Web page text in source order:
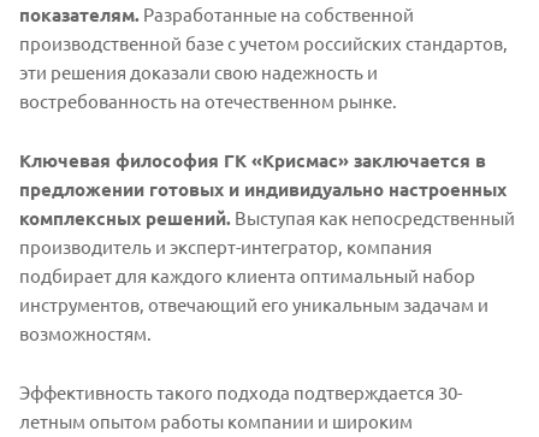
показателям. Разработанные на собственной
производственной базе с учетом российских стандартов,
эти решения доказали свою надежность и
востребованность на отечественном рынке.
Ключевая философия ГК «Крисмас» заключается в
предложении готовых и индивидуально настроенных
комплексных решений. Выступая как непосредственный
производитель и эксперт-интегратор, компания
подбирает для каждого клиента оптимальный набор
инструментов, отвечающий его уникальным задачам и
возможностям.
Эффективность такого подхода подтверждается 30-
летным опытом работы компании и широким